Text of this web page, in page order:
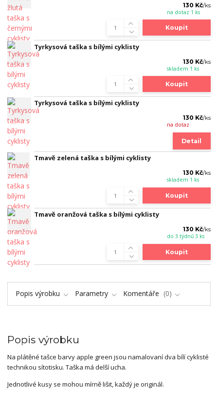
130 Kč/ks
na dotaz 1 ks
Koupit
Tyrkysová taška s bílými cyklisty
130 Kč/ks
skladem 1 ks
Koupit
Tyrkysová taška s bílými cyklisty
130 Kč/ks
na dotaz
Detail
Tmavě zelená taška s bílými cyklisty
130 Kč/ks
skladem 1 ks
Koupit
Tmavě oranžová taška s bílými cyklisty
130 Kč/ks
do 3 týdnů 3 ks
Koupit
Popis výrobku Parametry Komentáře 0
Popis výrobku
Na plátěné tašce barvy apple green jsou namalovaní dva bílí cyklisté
technikou sítotisku. Taška má delší ucha.
Jednotlivé kusy se mohou mírně lišit, každý je originál.